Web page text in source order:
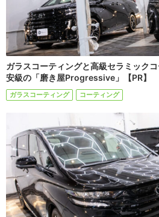
ガラスコーティングと高級セラミック
安級の「磨き屋Progressive」【PR】
ガラスコーティング コーティング